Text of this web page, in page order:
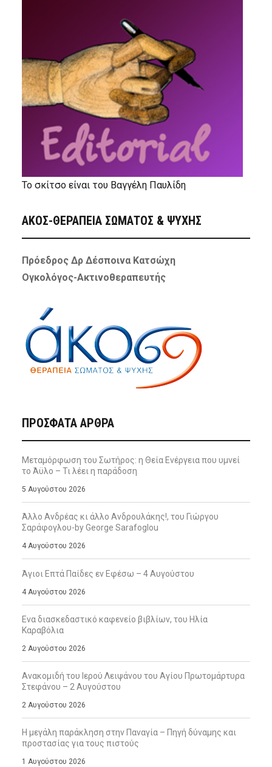
Το σκίτσο είναι του Βαγγέλη Παυλίδη
ΑΚΟΣ-ΘΕΡΑΠΕΙΑ ΣΩΜΑΤΟΣ & ΨΥΧΗΣ
Πρόεδρος Δρ Δέσποινα Κατσώχη
Ογκολόγος-Ακτινοθεραπευτής
ΠΡΌΣΦΑΤΑ ΆΡΘΡΑ
Μεταμόρφωση του Σωτήρος: η Θεία Ενέργεια που υμνεί
το Άϋλο – Τι λέει η παράδοση
5 Αυγούστου 2026
Άλλο Ανδρέας κι άλλο Ανδρουλάκης!, του Γιώργου
Σαράφογλου-by George Sarafoglou
4 Αυγούστου 2026
Άγιοι Επτά Παίδες εν Εφέσω – 4 Αυγούστου
4 Αυγούστου 2026
Ενα διασκεδαστικό καφενείο βιβλίων, του Ηλία
Καραβόλια
2 Αυγούστου 2026
Ανακομιδή του Ιερού Λειψάνου του Αγίου Πρωτομάρτυρα
Στεφάνου – 2 Αυγούστου
2 Αυγούστου 2026
Η μεγάλη παράκληση στην Παναγία – Πηγή δύναμης και
προστασίας για τους πιστούς
1 Αυγούστου 2026